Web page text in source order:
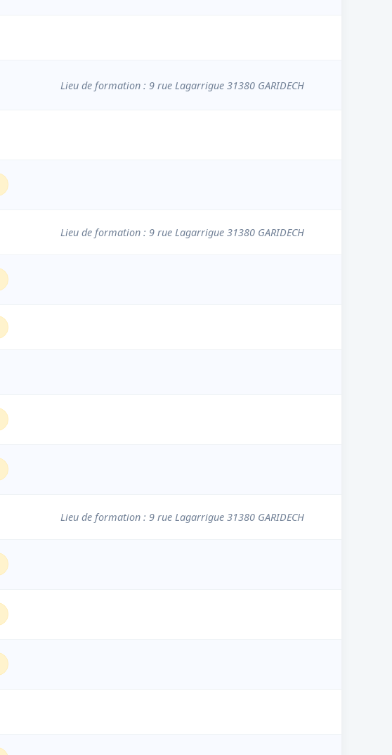
Lieu de formation : 9 rue Lagarrigue 31380 GARIDECH
Lieu de formation : 9 rue Lagarrigue 31380 GARIDECH
Lieu de formation : 9 rue Lagarrigue 31380 GARIDECH